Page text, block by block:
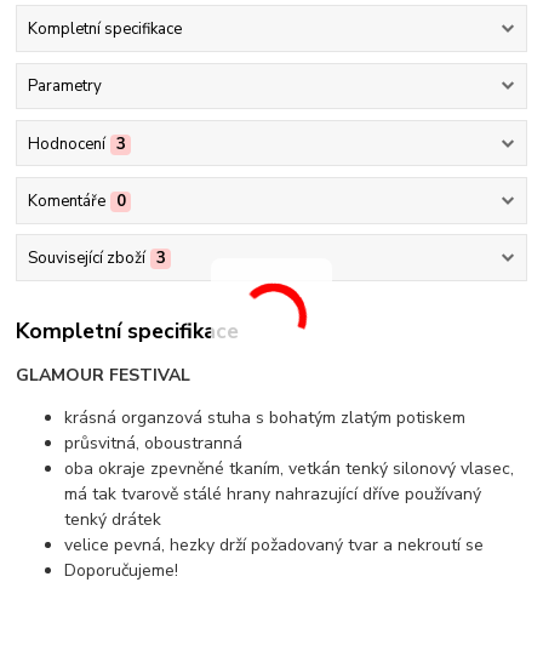
Kompletní specifikace
Parametry
Hodnocení 3
Komentáře 0
Související zboží 3
Kompletní specifikace
GLAMOUR FESTIVAL
krásná organzová stuha s bohatým zlatým potiskem
průsvitná, oboustranná
oba okraje zpevněné tkaním, vetkán tenký silonový vlasec,
má tak tvarově stálé hrany nahrazující dříve používaný
tenký drátek
velice pevná, hezky drží požadovaný tvar a nekroutí se
Doporučujeme!